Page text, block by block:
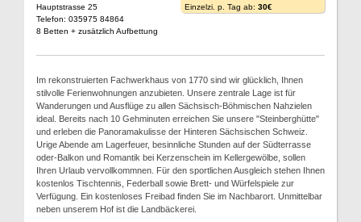
Hauptstrasse 25
Telefon: 035975 84864
8 Betten + zusätzlich Aufbettung
Einzelzi. p. Tag ab: 30€
Im rekonstruierten Fachwerkhaus von 1770 sind wir glücklich, Ihnen
stilvolle Ferienwohnungen anzubieten. Unsere zentrale Lage ist für
Wanderungen und Ausflüge zu allen Sächsisch-Böhmischen Nahzielen
ideal. Bereits nach 10 Gehminuten erreichen Sie unsere "Steinberghütte"
und erleben die Panoramakulisse der Hinteren Sächsischen Schweiz.
Urige Abende am Lagerfeuer, besinnliche Stunden auf der Südterrasse
oder-Balkon und Romantik bei Kerzenschein im Kellergewölbe, sollen
Ihren Urlaub vervollkommnen. Für den sportlichen Ausgleich stehen Ihnen
kostenlos Tischtennis, Federball sowie Brett- und Würfelspiele zur
Verfügung. Ein kostenloses Freibad finden Sie im Nachbarort. Unmittelbar
neben unserem Hof ist die Landbäckerei.